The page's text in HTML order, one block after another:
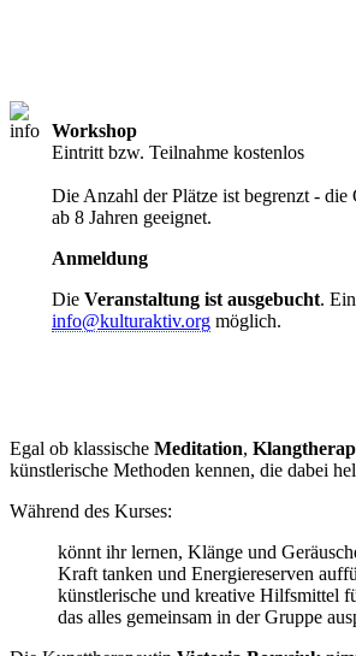
Workshop
Eintritt bzw. Teilnahme kostenlos
Die Anzahl der Plätze ist begrenzt - die
ab 8 Jahren geeignet.
Anmeldung
Die Veranstaltung ist ausgebucht.
info@kulturaktiv.org möglich.
Egal ob klassische Meditation,
künstlerische Methoden kennen, die dabei
Während des Kurses:
könnt ihr lernen, Klänge und
Kraft tanken und Energiereserven
künstlerische und kreative Hilfsmittel
das alles gemeinsam in der Gruppe